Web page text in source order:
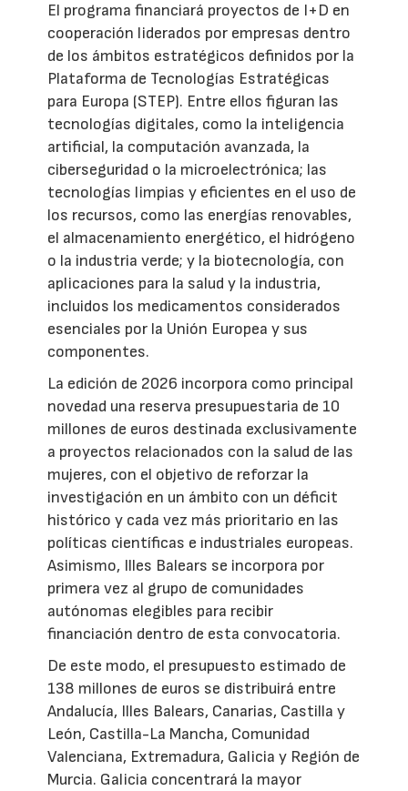
El programa financiará proyectos de I+D en
cooperación liderados por empresas dentro
de los ámbitos estratégicos definidos por la
Plataforma de Tecnologías Estratégicas
para Europa (STEP). Entre ellos figuran las
tecnologías digitales, como la inteligencia
artificial, la computación avanzada, la
ciberseguridad o la microelectrónica; las
tecnologías limpias y eficientes en el uso de
los recursos, como las energías renovables,
el almacenamiento energético, el hidrógeno
o la industria verde; y la biotecnología, con
aplicaciones para la salud y la industria,
incluidos los medicamentos considerados
esenciales por la Unión Europea y sus
componentes.
La edición de 2026 incorpora como principal
novedad una reserva presupuestaria de 10
millones de euros destinada exclusivamente
a proyectos relacionados con la salud de las
mujeres, con el objetivo de reforzar la
investigación en un ámbito con un déficit
histórico y cada vez más prioritario en las
políticas científicas e industriales europeas.
Asimismo, Illes Balears se incorpora por
primera vez al grupo de comunidades
autónomas elegibles para recibir
financiación dentro de esta convocatoria.
De este modo, el presupuesto estimado de
138 millones de euros se distribuirá entre
Andalucía, Illes Balears, Canarias, Castilla y
León, Castilla-La Mancha, Comunidad
Valenciana, Extremadura, Galicia y Región de
Murcia. Galicia concentrará la mayor